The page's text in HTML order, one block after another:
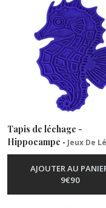
Tapis de léchage -
Hippocampe - Jeux De
AJOUTER AU
9€90
léchage
(43)
Jeux
de
Fouille